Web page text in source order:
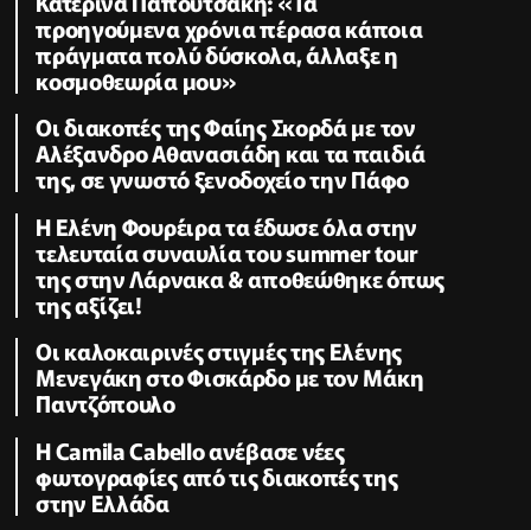
προηγούμενα χρόνια πέρασα κάποια
πράγματα πολύ δύσκολα, άλλαξε η
κοσμοθεωρία μου»
Οι διακοπές της Φαίης Σκορδά με τον
Αλέξανδρο Αθανασιάδη και τα παιδιά
της, σε γνωστό ξενοδοχείο την Πάφο
Η Ελένη Φουρέιρα τα έδωσε όλα στην
τελευταία συναυλία του summer tour
της στην Λάρνακα & αποθεώθηκε όπως
της αξίζει!
Oι καλοκαιρινές στιγμές της Ελένης
Μενεγάκη στο Φισκάρδο με τον Μάκη
Παντζόπουλο
Η Camila Cabello ανέβασε νέες
φωτογραφίες από τις διακοπές της
στην Ελλάδα